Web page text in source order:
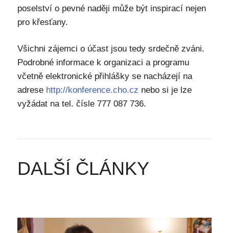
poselství o pevné naději může být inspirací nejen
pro křesťany.
Všichni zájemci o účast jsou tedy srdečně zváni.
Podrobné informace k organizaci a programu
včetně elektronické přihlášky se nacházejí na
adrese http://konference.cho.cz nebo si je lze
vyžádat na tel. čísle 777 087 736.
DALŠÍ ČLÁNKY